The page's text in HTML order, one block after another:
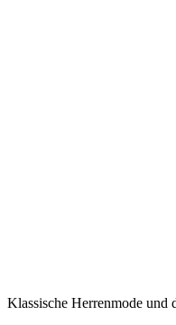
Klassische Herrenmode und